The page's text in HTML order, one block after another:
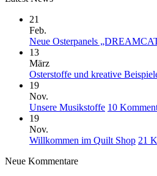
21
Feb.
Neue Osterpanels
13
März
Osterstoffe und kreative
19
Nov.
Unsere Musikstoffe 10
19
Nov.
Willkommen im Quilt Shop 21
Neue Kommentare